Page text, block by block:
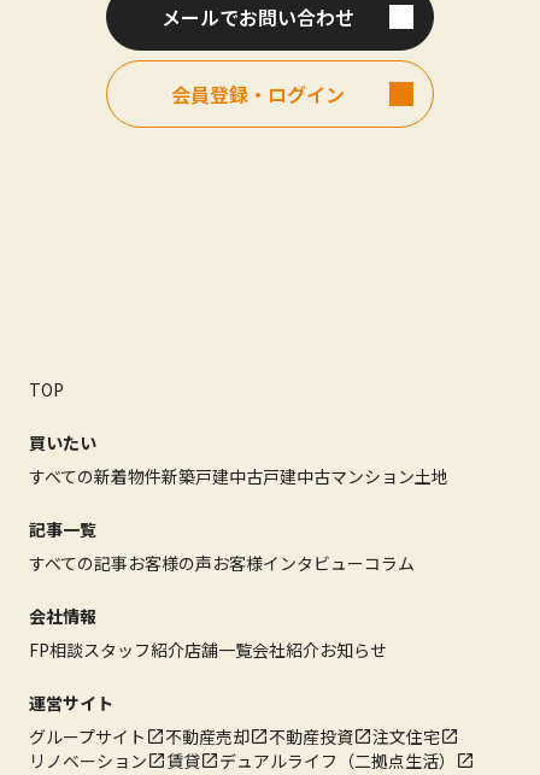
メールでお問い合わせ
会員登録・ログイン
TOP
買いたい
すべての新着物件新築戸建中古戸建中古マンション土地
記事一覧
すべての記事お客様の声お客様インタビューコラム
会社情報
FP相談スタッフ紹介店舗一覧会社紹介お知らせ
運営サイト
グループサイト
不動産売却 不動産投資
注文住宅
リノベーション
賃貸
デュアルライフ（二拠点生活）